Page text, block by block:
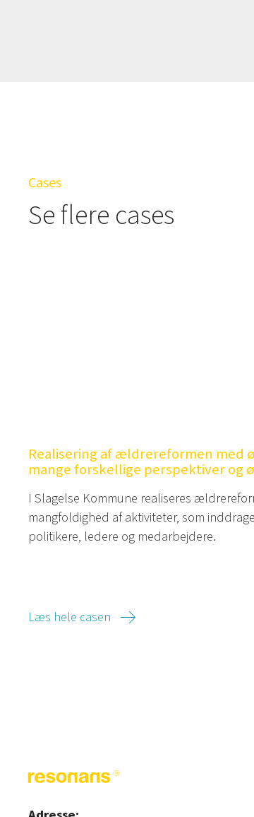
Cases
Se flere cases
Realisering af ældrereformen med
mange forskellige perspektiver og
I Slagelse Kommune realiseres
mangfoldighed af aktiviteter, som
politikere, ledere og medarbejdere.
Læs hele casen